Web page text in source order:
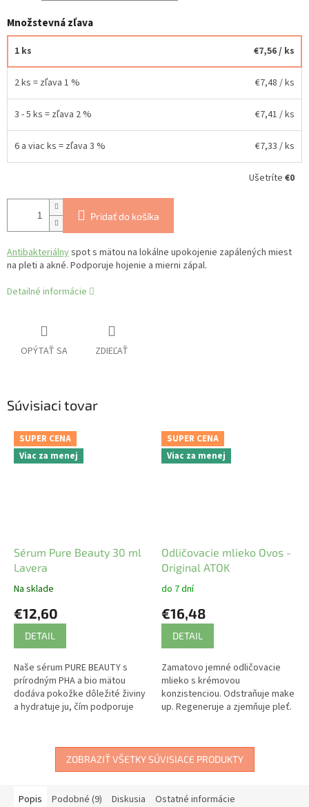
Množstevná zľava
1 ks €7,56/ ks
2 ks = zľava 1 % €7,48 / ks
3 - 5 ks = zľava 2 % €7,41 / ks
6 a viac ks = zľava 3 % €7,33 / ks
Ušetríte €0
Pridať do košíka
Antibakteriálnyspot s mätou na lokálne upokojenie zapálených miest
na pleti a akné. Podporuje hojenie a mierni zápal.
Detailné informácie
OPÝTAŤ SA ZDIEĽAŤ
Súvisiaci tovar
SUPER CENA
Viac za menej
Sérum Pure Beauty 30 ml
Lavera
Na sklade
€12,60
DETAIL
Naše sérum PURE BEAUTY s
prírodným PHA a bio mätou
dodáva pokožke dôležité živiny
a hydratuje ju, čím podporuje
SUPER CENA
Viac za menej
Odličovacie mlieko Ovos -
Original ATOK
do 7 dní
€16,48
DETAIL
Zamatovo jemné odličovacie
mlieko s krémovou
konzistenciou. Odstraňuje make
up. Regeneruje a zjemňuje pleť.
ZOBRAZIŤ VŠETKY SÚVISIACE PRODUKTY
Popis Podobné (9) Diskusia Ostatné informácie